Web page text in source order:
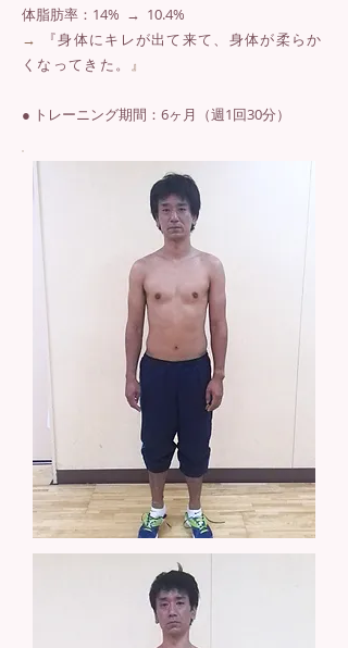
体脂肪率：14% → 10.4%
→
『身体にキレが出て来て、身体が柔らか
くなってきた。
』
● トレーニング期間：6ヶ月（週1回30分）